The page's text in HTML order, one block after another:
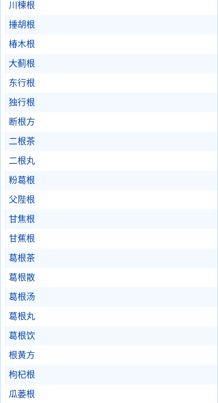
川楝根
捶胡根
椿木根
大蓟根
东行根
独行根
断根方
二根茶
二根丸
粉葛根
父陛根
甘焦根
甘蕉根
葛根茶
葛根散
葛根汤
葛根丸
葛根饮
根黄方
枸杞根
瓜蒌根